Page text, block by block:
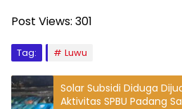
Post Views: 301
Tag: Luwu
Solar Subsidi Diduga
Aktivitas SPBU Padang